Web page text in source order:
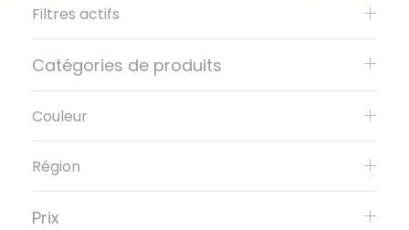
Filtres actifs
Catégories de produits
Couleur
Région
Prix